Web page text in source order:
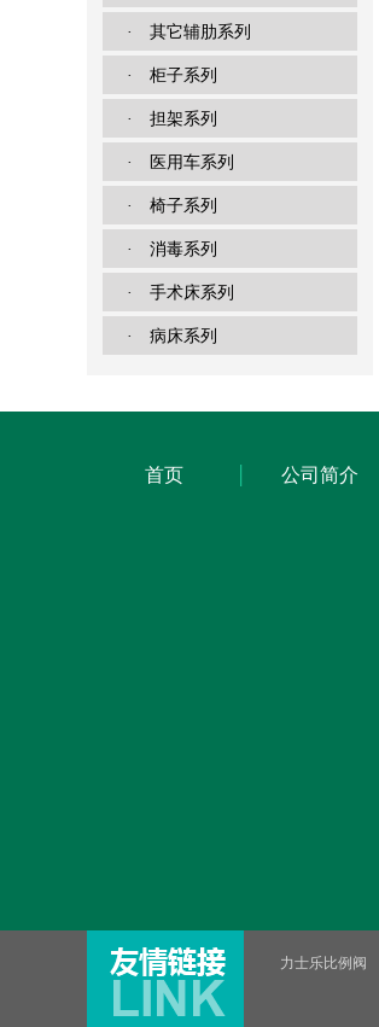
· 其它辅肋系列
· 柜子系列
· 担架系列
· 医用车系列
· 椅子系列
· 消毒系列
· 手术床系列
· 病床系列
首页 公司简介
力士乐比例阀